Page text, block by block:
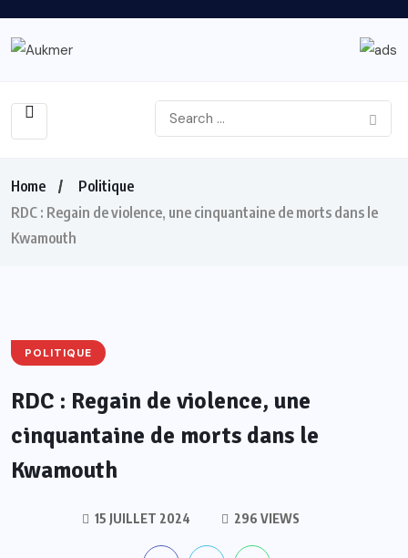
Home
Politique
RDC : Regain de violence, une cinquantaine de morts dans le
Kwamouth
POLITIQUE
RDC : Regain de violence, une
cinquantaine de morts dans le
Kwamouth
15 JUILLET 2024 296 VIEWS